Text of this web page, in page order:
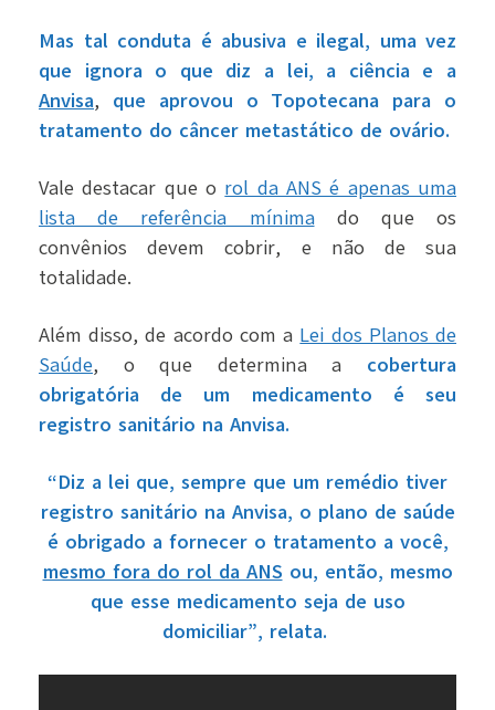
Mas tal conduta é abusiva e ilegal, uma vez
que ignora o que diz a lei, a ciência e a
Anvisa, que aprovou o Topotecana para o
tratamento do câncer metastático de ovário.
Vale destacar que o rol da ANS é apenas uma
lista de referência mínimado que os
convênios devem cobrir, e não de sua
totalidade.
Além disso,de acordo com a Lei dos Planos de
Saúde, o que determina a cobertura
obrigatória de um medicamento é seu
registro sanitário na Anvisa.
“Diz a lei que, sempre que um remédio tiver
registro sanitário na Anvisa, o plano de saúde
é obrigado a fornecer o tratamento a você,
mesmo fora do rol da ANS ou, então, mesmo
que esse medicamento seja de uso
domiciliar”, relata.